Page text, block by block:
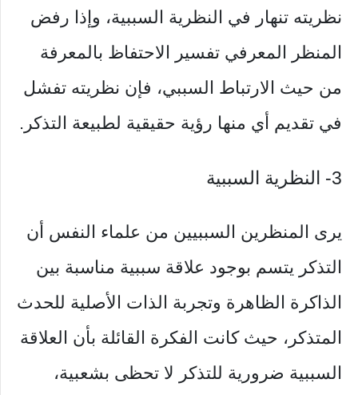
نظريته تنهار في النظرية السببية، وإذا رفض
المنظر المعرفي تفسير الاحتفاظ بالمعرفة
من حيث الارتباط السببي، فإن نظريته تفشل
في تقديم أي منها رؤية حقيقية لطبيعة التذكر.
3- النظرية السببية
يرى المنظرين السببيين من علماء النفس أن
التذكر يتسم بوجود علاقة سببية مناسبة بين
الذاكرة الظاهرة وتجربة الذات الأصلية للحدث
المتذكر، حيث كانت الفكرة القائلة بأن العلاقة
السببية ضرورية للتذكر لا تحظى بشعبية،